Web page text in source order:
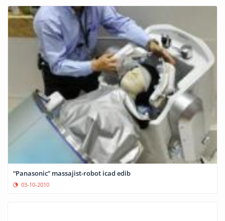
“Panasonic” massajist-robot icad edib
03-10-2010